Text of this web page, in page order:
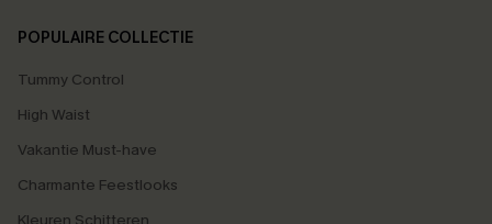
POPULAIRE COLLECTIE
Tummy Control
High Waist
Vakantie Must-have
Charmante Feestlooks